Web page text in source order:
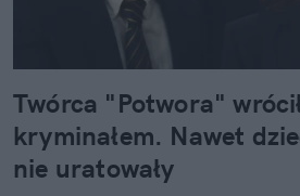
Twórca "Potwora"
kryminałem. Nawet
nie uratowały